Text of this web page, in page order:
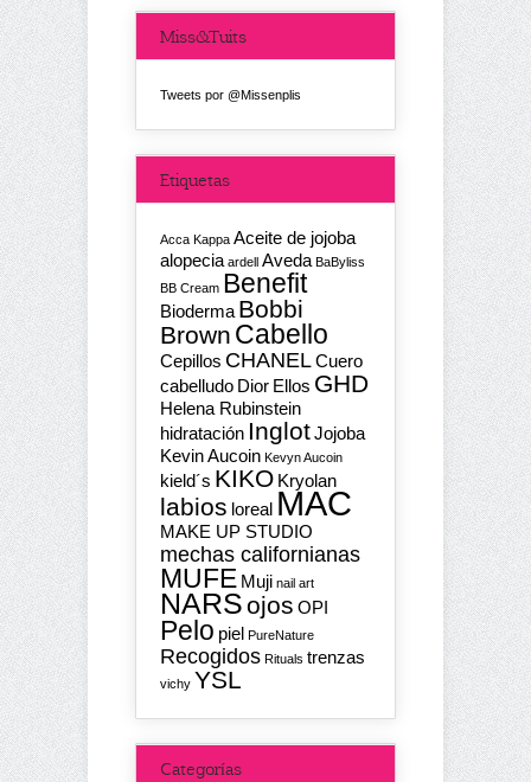
Miss&Tuits
Tweets por @Missenplis
Etiquetas
Acca Kappa Aceite de jojoba
alopecia ardell Aveda BaByliss
BB Cream Benefit
Bioderma Bobbi
Brown Cabello
Cepillos CHANELCuero
cabelludo Dior Ellos GHD
Helena Rubinstein
hidratación InglotJojoba
Kevin Aucoin Kevyn Aucoin
kield´s KIKO Kryolan
labios loreal MAC
MAKE UP STUDIO
mechas californianas
MUFE Muji nail art
NARSojos OPI
Pelo piel PureNature
Recogidos Rituals trenzas
vichy YSL
Categorías